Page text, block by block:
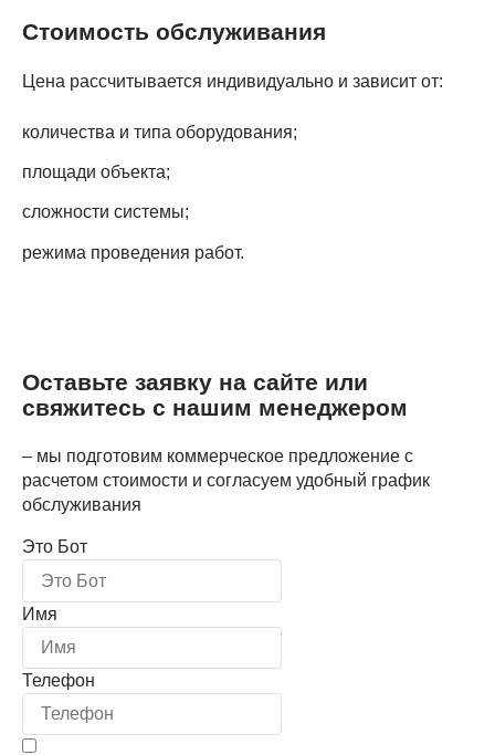
Стоимость обслуживания
Цена рассчитывается индивидуально и зависит от:
количества и типа оборудования;
площади объекта;
сложности системы;
режима проведения работ.
Оставьте заявку на сайте или
свяжитесь с нашим менеджером
– мы подготовим коммерческое предложение с
расчетом стоимости и согласуем удобный график
обслуживания
Это Бот
Имя
Телефон